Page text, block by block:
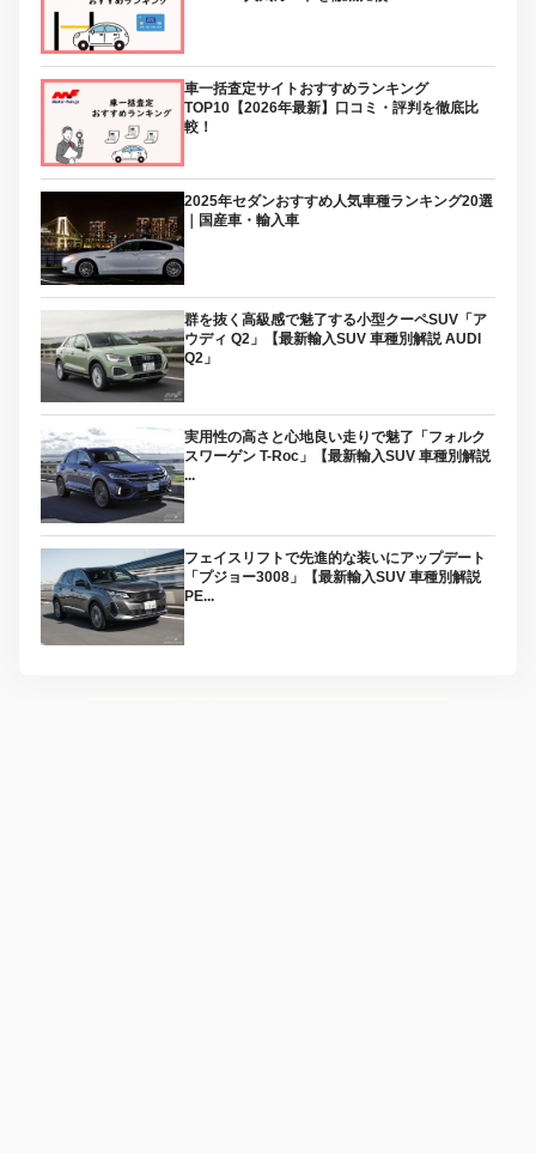
車一括査定サイトおすすめランキング
TOP10【2026年最新】口コミ・評判を徹底比
較！
2025年セダンおすすめ人気車種ランキング20選
｜国産車・輸入車
群を抜く高級感で魅了する小型クーペSUV「ア
ウディ Q2」【最新輸入SUV 車種別解説 AUDI
Q2」
実用性の高さと心地良い走りで魅了「フォルク
スワーゲン T-Roc」【最新輸入SUV 車種別解説
...
フェイスリフトで先進的な装いにアップデート
「プジョー3008」【最新輸入SUV 車種別解説
PE...